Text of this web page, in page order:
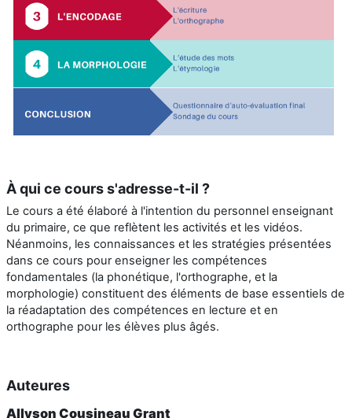
À qui ce cours s'adresse-t-il ?
Le cours a été élaboré à l'intention du personnel enseignant
du primaire, ce que reflètent les activités et les vidéos.
Néanmoins, les connaissances et les stratégies présentées
dans ce cours pour enseigner les compétences
fondamentales (la phonétique, l'orthographe, et la
morphologie) constituent des éléments de base essentiels de
la réadaptation des compétences en lecture et en
orthographe pour les élèves plus âgés.
Auteures
Allyson Cousineau Grant